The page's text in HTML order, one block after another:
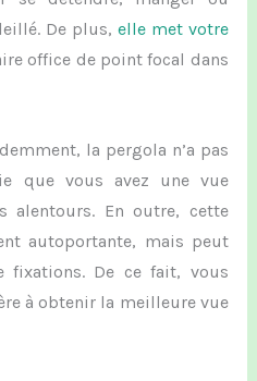
De plus, elle met votre
office de point focal dans
la pergola n’a pas
que vous avez une vue
alentours. En outre, cette
autoportante, mais peut
fixations. De ce fait, vous
à obtenir la meilleure vue